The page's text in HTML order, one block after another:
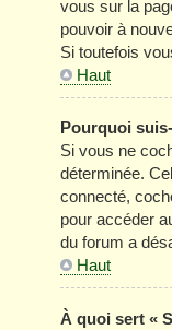
vous sur la
pouvoir à
Si toutefois
Haut
Pourquoi
Si vous ne
déterminée.
connecté,
pour accéder
du forum a
Haut
À quoi sert «